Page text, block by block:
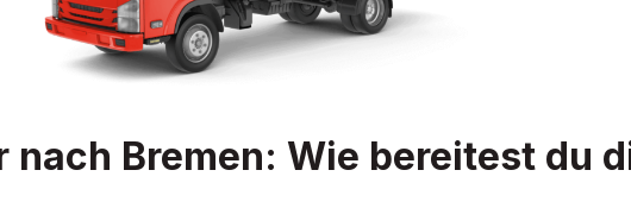
nach Bremen: Wie bereitest du